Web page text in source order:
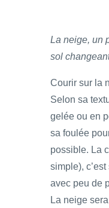
La neige, un
sol
Courir sur la
Selon sa
gelée ou en
sa foulée
possible. La
simple),
avec peu de
La neige